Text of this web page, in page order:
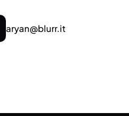
aryan@blurr.it